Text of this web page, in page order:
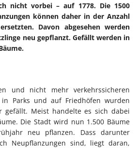
nicht vorbei – auf 1778. Die 1500
können daher in der Anzahl
Davon abgesehen werden
neu gepflanzt. Gefällt werden in
und nicht mehr verkehrssicheren
Parks und auf Friedhöfen wurden
gefällt. Meist handelte es sich dabei
Die Stadt wird nun 1.500 Bäume
neu pflanzen. Dass darunter
Neupflanzungen sind, liegt daran,